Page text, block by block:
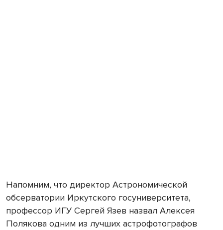
Напомним, что директор Астрономической
обсерватории Иркутского госуниверситета,
профессор ИГУ Сергей Язев назвал Алексея
Полякова одним из лучших астрофотографов